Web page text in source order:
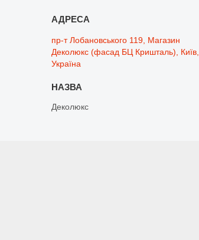
пр-т Лобановського 119, Магазин
Деколюкс (фасад БЦ Кришталь), Київ,
Україна
Деколюкс